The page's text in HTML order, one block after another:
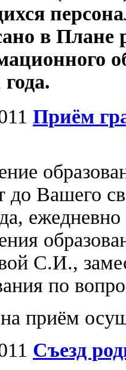
в Плане
Приём
до Вашего
С.И.,
по
приём
Cъезд